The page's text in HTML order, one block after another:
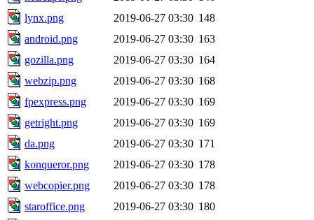
lynx.png
2019-06-27 03:30 148
android.png
2019-06-27 03:30 163
gozilla.png
2019-06-27 03:30 164
webzip.png
2019-06-27 03:30 168
fpexpress.png
2019-06-27 03:30 169
getright.png
2019-06-27 03:30 169
da.png
2019-06-27 03:30 171
konqueror.png
2019-06-27 03:30 178
webcopier.png
2019-06-27 03:30 178
staroffice.png
2019-06-27 03:30 180